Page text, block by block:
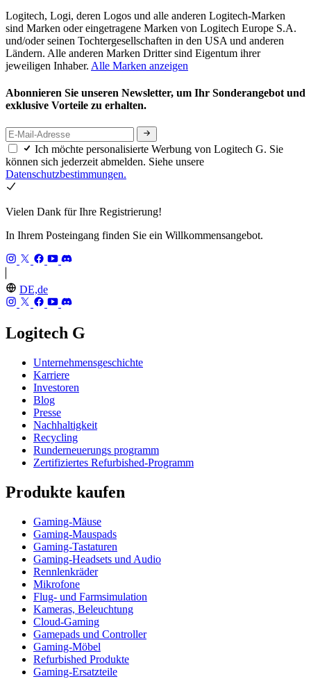
Logitech, Logi, deren Logos und alle anderen Logitech-Marken
sind Marken oder eingetragene Marken von Logitech Europe S.A.
und/oder seinen Tochtergesellschaften in den USA und anderen
Ländern. Alle anderen Marken Dritter sind Eigentum ihrer
jeweiligen Inhaber. Alle Marken anzeigen
Abonnieren Sie unseren Newsletter, um Ihr Sonderangebot und
exklusive Vorteile zu erhalten.
Ich möchte personalisierte Werbung von Logitech G. Sie
können sich jederzeit abmelden. Siehe unsere
Datenschutzbestimmungen.
Vielen Dank für Ihre Registrierung!
In Ihrem Posteingang finden Sie ein Willkommensangebot.
DE,de
Logitech G
Unternehmensgeschichte
Karriere
Investoren
Blog
Presse
Nachhaltigkeit
Recycling
Runderneuerungs programm
Zertifiziertes Refurbished-Programm
Produkte kaufen
Gaming-Mäuse
Gaming-Mauspads
Gaming-Tastaturen
Gaming-Headsets und Audio
Rennlenkräder
Mikrofone
Flug- und Farmsimulation
Kameras, Beleuchtung
Cloud-Gaming
Gamepads und Controller
Gaming-Möbel
Refurbished Produkte
Gaming-Ersatzteile